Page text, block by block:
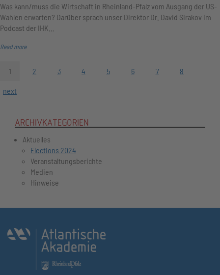
Was kann/muss die Wirtschaft in Rheinland-Pfalz vom Ausgang der US-
Wahlen erwarten? Darüber sprach unser Direktor Dr. David Sirakov im
Podcast der IHK…
Read more
1 2 3 4 5 6 7 8
next
ARCHIVKATEGORIEN
Aktuelles
Elections 2024
Veranstaltungsberichte
Medien
Hinweise